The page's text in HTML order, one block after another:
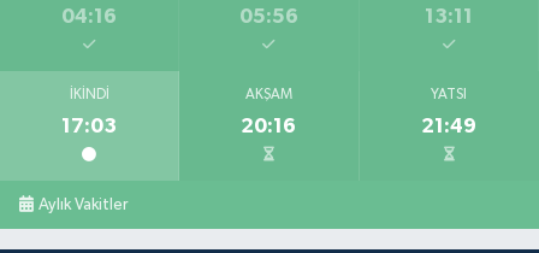
04:16 05:56 13:11
İKINDI
17:03
AKŞAM
20:16
YATSI
21:49
Aylık Vakitler